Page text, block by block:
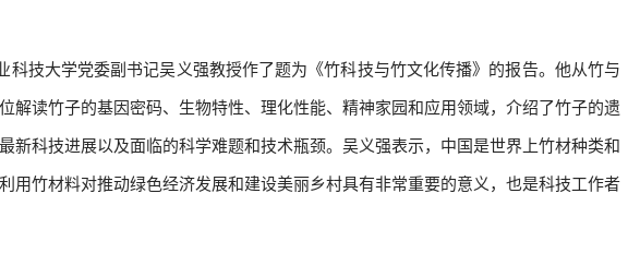
技大学党委副书记吴义强教授作了题为《竹科技与竹文化传播》的报告。他从竹与
解读竹子的基因密码、生物特性、理化性能、精神家园和应用领域，介绍了竹子的遗
新科技进展以及面临的科学难题和技术瓶颈。吴义强表示，中国是世界上竹材种类和
用竹材料对推动绿色经济发展和建设美丽乡村具有非常重要的意义，也是科技工作者